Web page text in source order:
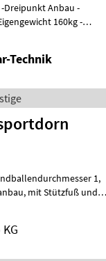
Dreipunkt Anbau -
160kg -
Technik